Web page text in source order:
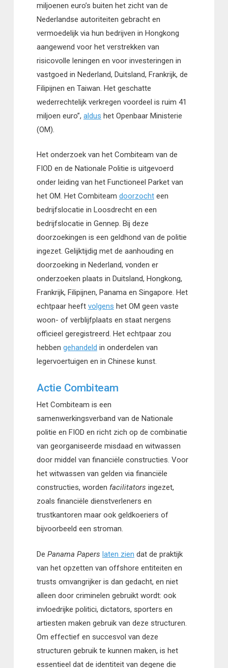
miljoenen euro’s buiten het zicht van de
Nederlandse autoriteiten gebracht en
vermoedelijk via hun bedrijven in Hongkong
aangewend voor het verstrekken van
risicovolle leningen en voor investeringen in
vastgoed in Nederland, Duitsland, Frankrijk, de
Filipijnen en Taiwan. Het geschatte
wederrechtelijk verkregen voordeel is ruim 41
miljoen euro”, aldus het Openbaar Ministerie
(OM).
Het onderzoek van het Combiteam van de
FIOD en de Nationale Politie is uitgevoerd
onder leiding van het Functioneel Parket van
het OM. Het Combiteam doorzochteen
bedrijfslocatie in Loosdrecht en een
bedrijfslocatie in Gennep. Bij deze
doorzoekingen is een geldhond van de politie
ingezet. Gelijktijdig met de aanhouding en
doorzoeking in Nederland, vonden er
onderzoeken plaats in Duitsland, Hongkong,
Frankrijk, Filipijnen, Panama en Singapore. Het
echtpaar heeft volgens het OM geen vaste
woon- of verblijfplaats en staat nergens
officieel geregistreerd. Het echtpaar zou
hebben gehandeld in onderdelen van
legervoertuigen en in Chinese kunst.
Actie Combiteam
Het Combiteam is een
samenwerkingsverband van de Nationale
politie en FIOD en richt zich op de combinatie
van georganiseerde misdaad en witwassen
door middel van financiële constructies. Voor
het witwassen van gelden via financiële
constructies, worden facilitators ingezet,
zoals financiële dienstverleners en
trustkantoren maar ook geldkoeriers of
bijvoorbeeld een stroman.
De Panama Papers laten zien dat de praktijk
van het opzetten van offshore entiteiten en
trusts omvangrijker is dan gedacht, en niet
alleen door criminelen gebruikt wordt: ook
invloedrijke politici, dictators, sporters en
artiesten maken gebruik van deze structuren.
Om effectief en succesvol van deze
structuren gebruik te kunnen maken, is het
essentieel dat de identiteit van degene die